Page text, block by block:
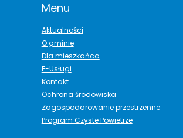
Menu
Aktualności
O gminie
Dla mieszkańca
E-Usługi
Kontakt
Ochrona środowiska
Zagospodarowanie przestrzenne
Program Czyste Powietrze